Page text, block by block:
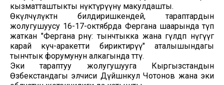
кызматташтыкты өнүктүрүүнү макулдашты.
Өкүлчүлүктөн билдиришкендей, тараптардын
жолугушуусу 16-17-октябрда Фергана шаарында өтүп
жаткан "Фергана өрөөнү: тынчтыкка жана гүлдөп өнүгүүгө
карай күч-аракетти бириктирүү" аталышындагы
тынчтык форумунун алкагында өттү.
Эки тараптуу жолугушууга Кыргызстандын
Өзбекстандагы элчиси Дүйшөнкул Чотонов жана эки